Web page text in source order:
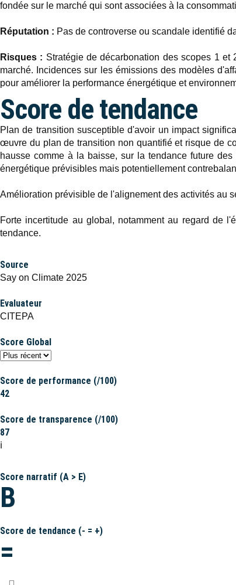
fondée sur le marché qui sont associées à la
Réputation : Pas de controverse ou scandale identifié
Risques : Stratégie de décarbonation des scopes 1
marché. Incidences sur les émissions des modèles
pour améliorer la performance énergétique et
Score de tendance
Plan de transition susceptible d'avoir un impact
œuvre du plan de transition non quantifié et risque de
hausse comme à la baisse, sur la tendance future
énergétique prévisibles mais potentiellement
Amélioration prévisible de l'alignement des activités au
Forte incertitude au global, notamment au regard de
tendance.
Source
Say on Climate 2025
Evaluateur
CITEPA
Score Global
Score de performance (/100)
42
Score de transparence (/100)
87
ℹ️
Score narratif (A > E)
B
Score de tendance (- = +)
=